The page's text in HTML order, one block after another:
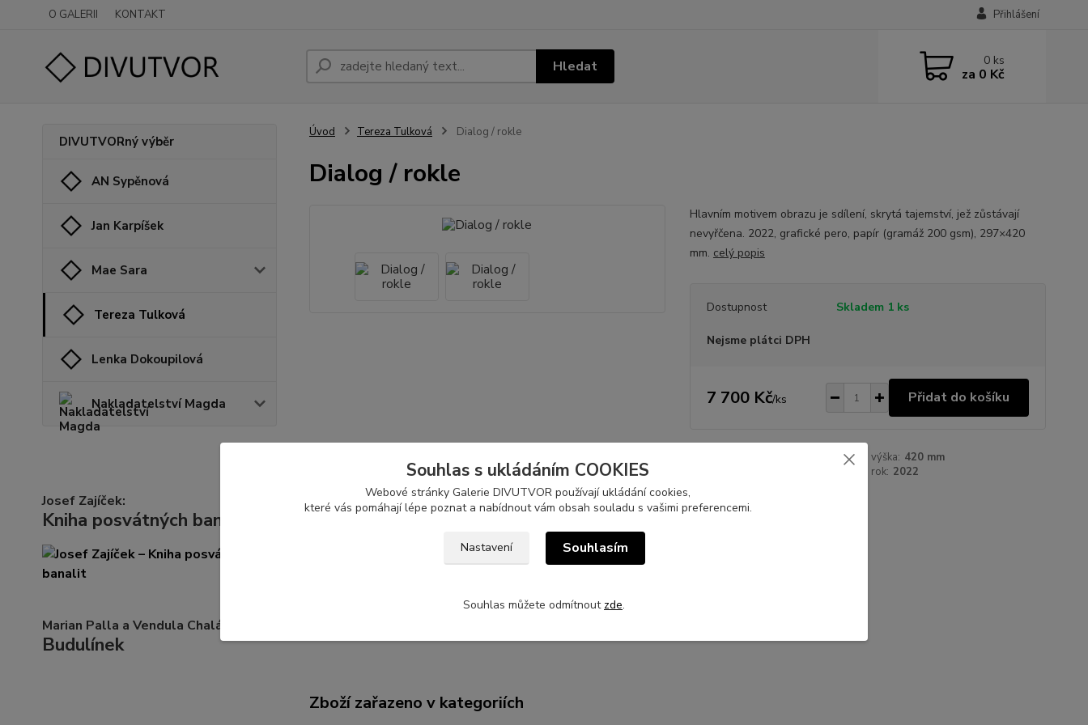
O GALERII KONTAKT Přihlášení
Hledat 0 ks
za 0 Kč
DIVUTVORný výběr
AN Sypěnová
Jan Karpíšek
Mae Sara
Tereza Tulková
Lenka Dokoupilová
Nakladatelství Magda
Josef Zajíček:
Kniha posvátných banalit
Marian Palla a Vendula Chalánková:
Budulínek
Úvod Tereza Tulková Dialog / rokle
Dialog / rokle
Hlavním motivem obrazu je sdílení, skrytá tajemství, jež zůstávají
nevyřčena. 2022, grafické pero, papír (gramáž 200 gsm), 297×420
mm. celý popis
Dostupnost Skladem 1 ks
Nejsme plátci DPH
7 700 Kč/ks Přidat do košíku
výška: 420 mm
rok: 2022
Kompletní specifikace
2022, grafické pero, papír (gramáž 200 gsm), 297×420 mm.
Zboží zařazeno v kategoriích
Souhlas s ukládáním COOKIES
Webové stránky Galerie DIVUTVOR používají ukládání cookies,
které vás pomáhají lépe poznat a nabídnout vám obsah souladu s vašimi preferencemi.
Nastavení Souhlasím
Souhlas můžete odmítnout zde.